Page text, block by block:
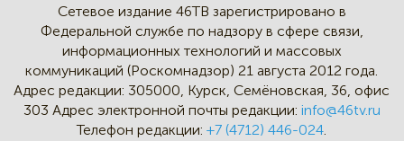
Сетевое издание 46ТВ зарегистрировано в
Федеральной службе по надзору в сфере связи,
информационных технологий и массовых
коммуникаций (Роскомнадзор) 21 августа 2012 года.
Адрес редакции: 305000, Курск, Семёновская, 36, офис
303 Адрес электронной почты редакции: info@46tv.ru
Телефон редакции: +7 (4712) 446-024